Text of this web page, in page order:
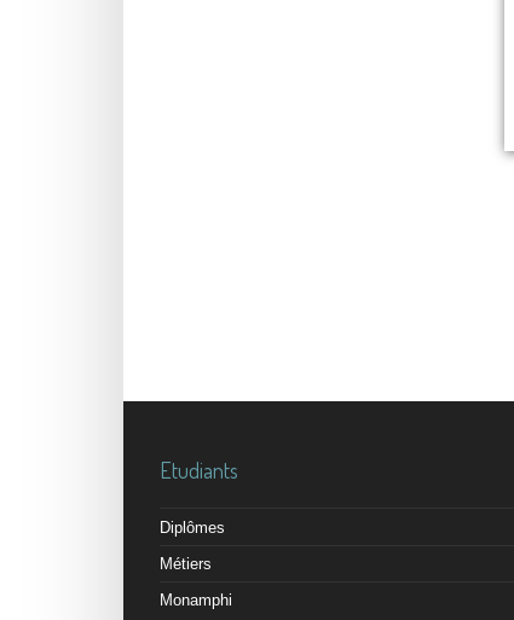
Etudiants
Diplômes
Métiers
Monamphi